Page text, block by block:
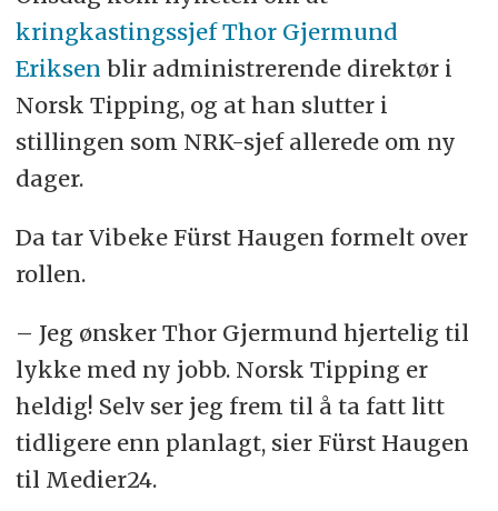
kringkastingssjef Thor Gjermund
Eriksen blir administrerende direktør i
Norsk Tipping, og at han slutter i
stillingen som NRK-sjef allerede om ny
dager.
Da tar Vibeke Fürst Haugen formelt over
rollen.
– Jeg ønsker Thor Gjermund hjertelig til
lykke med ny jobb. Norsk Tipping er
heldig! Selv ser jeg frem til å ta fatt litt
tidligere enn planlagt, sier Fürst Haugen
til Medier24.